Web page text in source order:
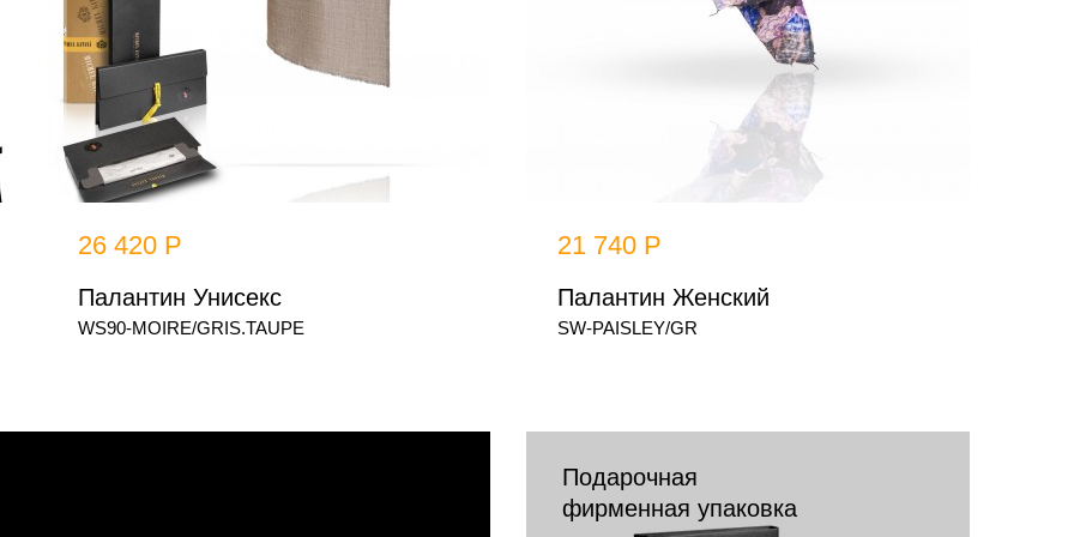
26 420 Р
Палантин Унисекс
WS90-MOIRE/GRIS.TAUPE
21 740 Р
Палантин Женский
SW-PAISLEY/GR
Подарочная
фирменная упаковка